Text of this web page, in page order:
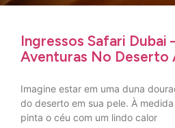
Ingressos Safari Dubai
Aventuras No Deserto
Imagine estar em uma duna
do deserto em sua pele. À
pinta o céu com um lindo calor